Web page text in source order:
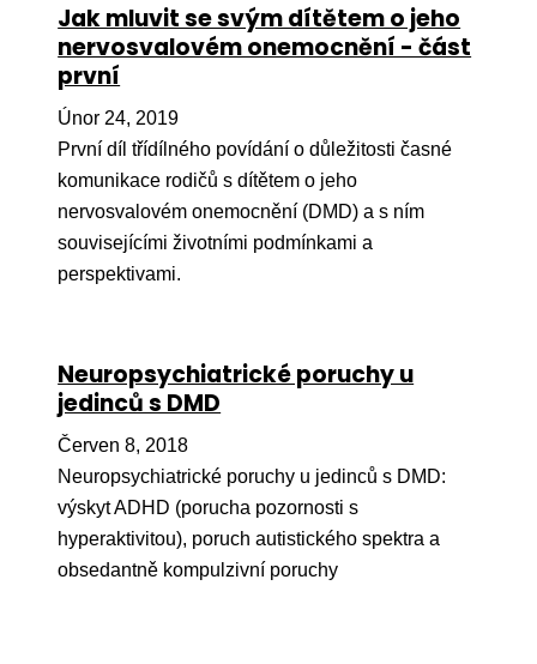
Jak mluvit se svým dítětem o jeho
nervosvalovém onemocnění - část
první
Únor 24, 2019
První díl třídílného povídání o důležitosti časné
komunikace rodičů s dítětem o jeho
nervosvalovém onemocnění (DMD) a s ním
souvisejícími životními podmínkami a
perspektivami.
Neuropsychiatrické poruchy u
jedinců s DMD
Červen 8, 2018
Neuropsychiatrické poruchy u jedinců s DMD:
výskyt ADHD (porucha pozornosti s
hyperaktivitou), poruch autistického spektra a
obsedantně kompulzivní poruchy